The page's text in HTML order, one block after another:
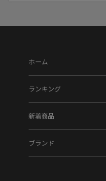
その際は、当店の都合によ
が、ご了承下さいますよう
お使いのパソコンのモニタ
写真と実際の商品の色合い
入荷の際すでにお箱が多少
ホーム
ランキング
新着商品
ブランド